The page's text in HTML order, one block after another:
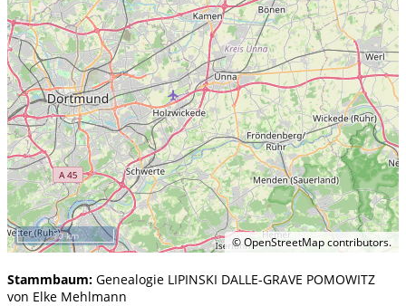
©OpenStreetMapcontributors.
10 km
Stammbaum: Genealogie LIPINSKI DALLE-GRAVE POMOWITZ
von Elke Mehlmann